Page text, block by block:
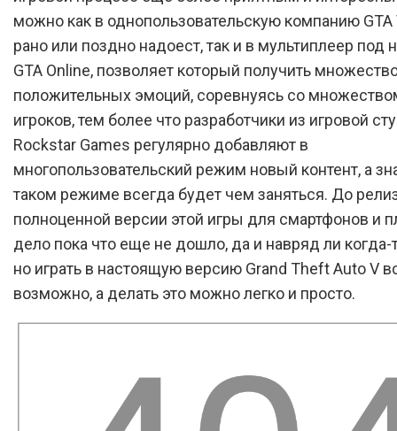
можно как в однопользовательскую компанию GTA
рано или поздно надоест, так и в мультиплеер под
GTA Online, позволяет который получить
положительных эмоций, соревнуясь со
игроков, тем более что разработчики из игровой
Rockstar Games регулярно добавляют в
многопользовательский режим новый контент, а
таком режиме всегда будет чем заняться. До
полноценной версии этой игры для смартфонов и
дело пока что еще не дошло, да и навряд ли когда-
но играть в настоящую версию Grand Theft Auto V
возможно, а делать это можно легко и просто.